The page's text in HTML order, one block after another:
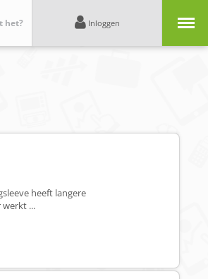
het? Inloggen
heeft langere
...